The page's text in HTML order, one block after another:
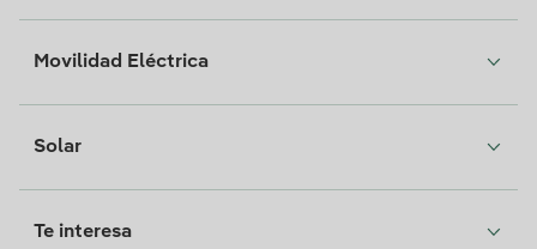
Movilidad Eléctrica
Solar
Te interesa